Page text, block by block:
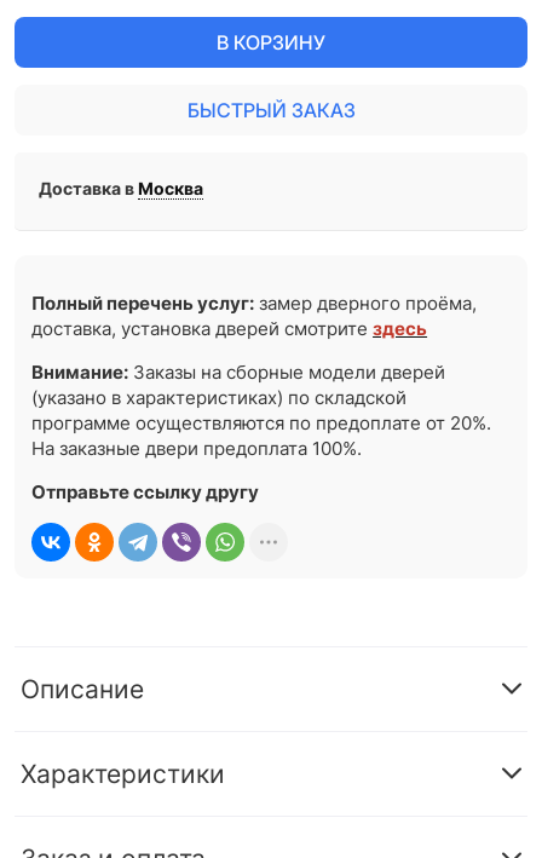
В КОРЗИНУ
БЫСТРЫЙ ЗАКАЗ
Доставка вМосква
Полный перечень услуг: замер дверного проёма,
доставка, установка дверей смотритездесь
Внимание: Заказы на сборные модели дверей
(указано в характеристиках) по складской
программе осуществляются по предоплате от 20%.
На заказные двери предоплата 100%.
Отправьте ссылку другу
Описание
Характеристики